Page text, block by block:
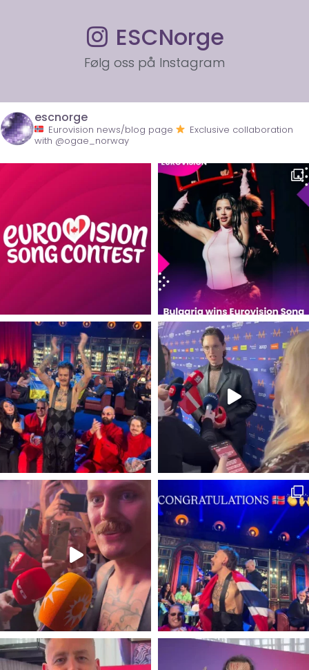
ESCNorge
Følg oss på Instagram
escnorge
Eurovision news/blog page
Exclusive collaboration
with @ogae_norway